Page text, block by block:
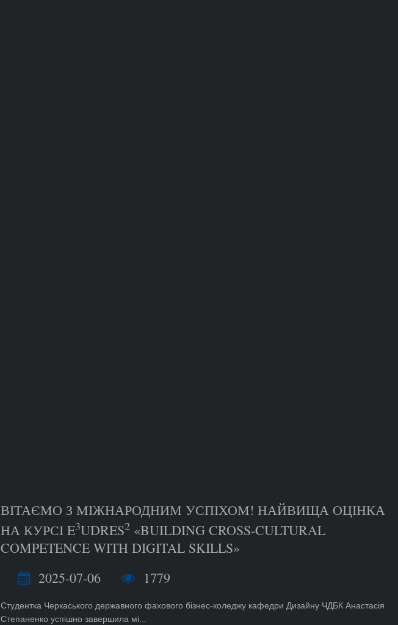
ВІТАЄМО З МІЖНАРОДНИМ УСПІХОМ! НАЙВИЩА ОЦІНКА
НА КУРСІ E3UDRES2«BUILDING CROSS-CULTURAL
COMPETENCE WITH DIGITAL SKILLS»
2025-07-06
1779
Студентка Черкаського державного фахового бізнес-коледжу кафедри Дизайну ЧДБК Анастасія
Степаненко успішно завершила мі...